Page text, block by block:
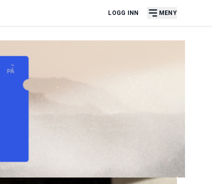
LOGG INN MENY